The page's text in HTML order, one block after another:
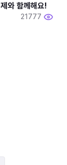
와 함께해요!
21777